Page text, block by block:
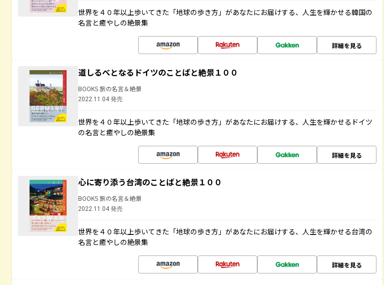
世界を４０年以上歩いてきた「地球の歩き方」があなたにお届けする、人生を輝かせる韓国の
名言と癒やしの絶景集
詳細を見る
道しるべとなるドイツのことばと絶景１００
BOOKS 旅の名言＆絶景
2022.11.04 発売
世界を４０年以上歩いてきた「地球の歩き方」があなたにお届けする、人生を輝かせるドイツ
の名言と癒やしの絶景集
詳細を見る
心に寄り添う台湾のことばと絶景１００
BOOKS 旅の名言＆絶景
2022.11.04 発売
世界を４０年以上歩いてきた「地球の歩き方」があなたにお届けする、人生を輝かせる台湾の
名言と癒やしの絶景集
詳細を見る